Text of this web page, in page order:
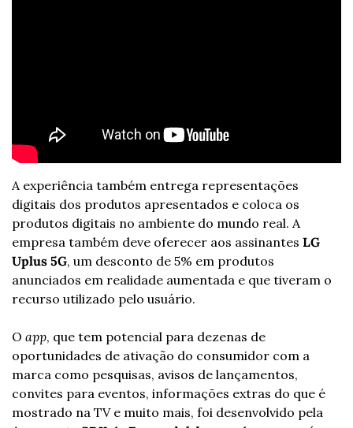
A experiência também entrega representações
digitais dos produtos apresentados e coloca os
produtos digitais no ambiente do mundo real. A
empresa também deve oferecer aos assinantes LG
Uplus 5G, um desconto de 5% em produtos
anunciados em realidade aumentada e que tiveram o
recurso utilizado pelo usuário.
O app, que tem potencial para dezenas de
oportunidades de ativação do consumidor com a
marca como pesquisas, avisos de lançamentos,
convites para eventos, informações extras do que é